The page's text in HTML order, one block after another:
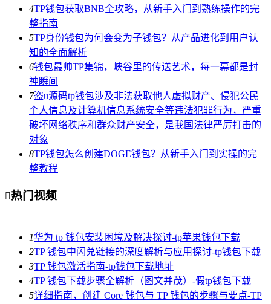
4TP钱包获取BNB全攻略，从新手入门到熟练操作的完
整指南
5TP身份钱包为何会变为子钱包？从产品进化到用户认
知的全面解析
6钱包最帅TP集锦，峡谷里的传送艺术，每一幕都是封
神瞬间
7盗u源码tp钱包涉及非法获取他人虚拟财产、侵犯公民
个人信息及计算机信息系统安全等违法犯罪行为，严重
破坏网络秩序和群众财产安全，是我国法律严厉打击的
对象
8TP钱包怎么创建DOGE钱包？从新手入门到实操的完
整教程
热门视频
1华为 tp 钱包安装困境及解决探讨-tp苹果钱包下载
2TP 钱包中闪兑链接的深度解析与应用探讨-tp钱包下载
3TP 钱包激活指南-tp钱包下载地址
4TP 钱包下载步骤全解析（图文并茂）-假tp钱包下载
5详细指南，创建 Core 钱包与 TP 钱包的步骤与要点-TP